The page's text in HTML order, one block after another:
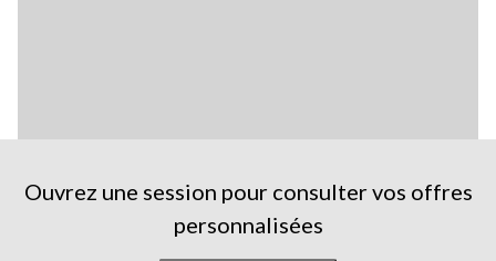
Ouvrez une session pour consulter vos offres
personnalisées